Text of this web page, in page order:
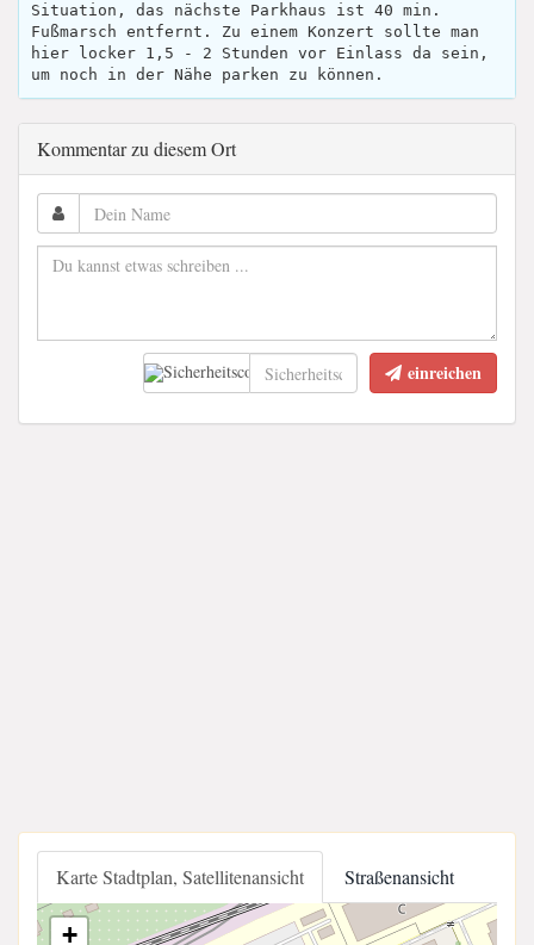
Situation, das nächste Parkhaus ist 40 min.
Fußmarsch entfernt. Zu einem Konzert sollte man
hier locker 1,5 - 2 Stunden vor Einlass da sein,
um noch in der Nähe parken zu können.
Kommentar zu diesem Ort
einreichen
Karte Stadtplan, Satellitenansicht Straßenansicht
+